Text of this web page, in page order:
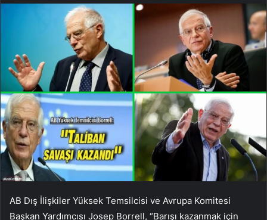
AB Dış İlişkiler Yüksek Temsilcisi ve Avrupa Komitesi
Başkan Yardımcısı Josep Borrell, “Barışı kazanmak için